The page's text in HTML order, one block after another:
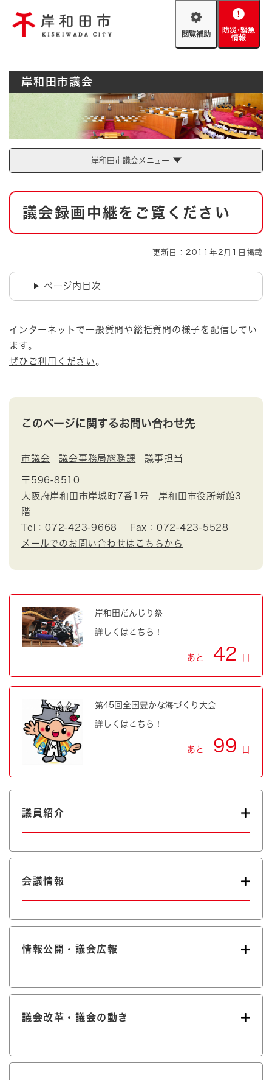
閲
助
防
緊
情
報
Foreign language
やさしい日本語
とじる
防災・緊急情報
ハザードマップ AED設置箇所
とじる
岸和田市議会
岸和田市議会メニュー
本
議会録画中継をご覧ください
更新日：2011年2月1日掲載
ページ内目次
インターネットで一般質問や総括質問の様子を配信してい
ます。
ぜひご利用ください 。
このページに関するお問い合わせ先
市議会 議会事務局総務課 議事担当
〒596-8510
大阪府岸和田市岸城町7番1号 岸和田市役所新館3
階
Tel：072-423-9668
Fax：072-423-5528
メールでのお問い合わせはこちらから
岸和田だんじり祭
詳しくはこちら！
あと 42 日
第45回全国豊かな海づくり大会
詳しくはこちら！
あと 99 日
議員紹介
会議情報
情報公開・議会広報
議会改革・議会の動き